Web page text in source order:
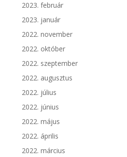
2023. február
2023. január
2022. november
2022. október
2022. szeptember
2022. augusztus
2022. július
2022. június
2022. május
2022. április
2022. március